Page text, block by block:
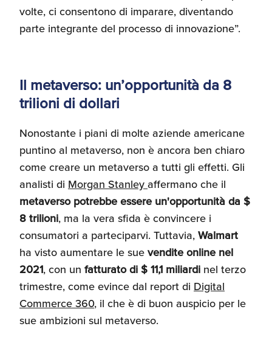
volte, ci consentono di imparare, diventando
parte integrante del processo di innovazione”.
Il metaverso: un’opportunità da 8
trilioni di dollari
Nonostante i piani di molte aziende americane
puntino al metaverso, non è ancora ben chiaro
come creare un metaverso a tutti gli effetti. Gli
analisti di Morgan Stanleyaffermano che il
metaverso potrebbe essere un'opportunità da $
8 trilioni, ma la vera sfida è convincere i
consumatori a parteciparvi. Tuttavia,Walmart
ha visto aumentare le suevendite online nel
2021, con un fatturato di $ 11,1 miliardi nel terzo
trimestre, come evince dal report di Digital
Commerce 360, il che è di buon auspicio per le
sue ambizioni sul metaverso.